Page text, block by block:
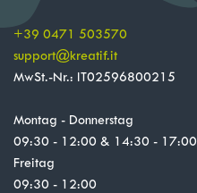
+39 0471 503570
support@kreatif.it
MwSt.-Nr.: IT02596800215
Montag - Donnerstag
09:30 - 12:00 & 14:30 - 17:00
Freitag
09:30 - 12:00